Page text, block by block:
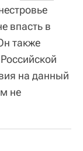
впасть в
также
на данный
не